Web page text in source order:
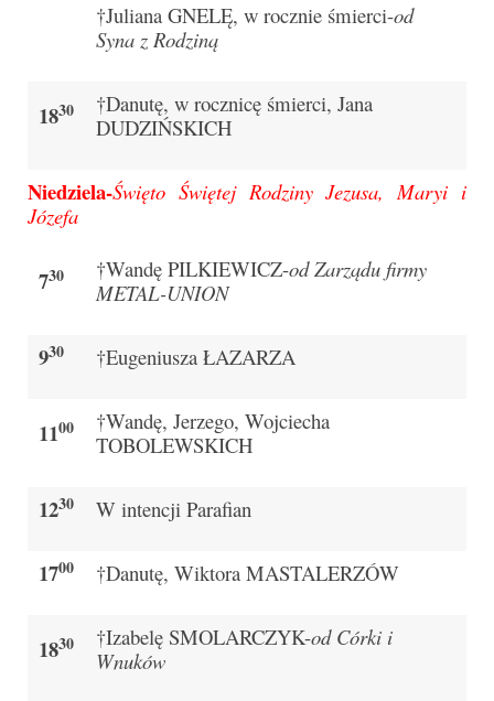
Boże Ciało 2020
MIŁOSIERDZIA BOŻEGO
Galerie 2019
Triduum St. Kostka 2019
Uroczystość Św. Jakuba Ap 2019
Boże Ciało – 20 czerwca 2019
Imieniny Ks Kanonika
Wielki Czwartek 2019
†Juliana GNELĘ, w rocznie śmierci-od
Syna z Rodziną
1830
†Danutę, w rocznicę śmierci, Jana
DUDZIŃSKICH
Niedziela-Święto Świętej Rodziny Jezusa, Maryi i
Józefa
730 †Wandę PILKIEWICZ-od Zarządu firmy
METAL-UNION
930 †Eugeniusza ŁAZARZA
1100
†Wandę, Jerzego, Wojciecha
TOBOLEWSKICH
1230 W intencji Parafian
1700 †Danutę, Wiktora MASTALERZÓW
1830 †Izabelę SMOLARCZYK-od Córki i
Wnuków